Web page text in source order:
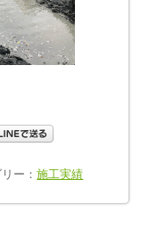
ー：施工実績